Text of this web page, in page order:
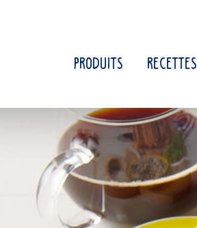
PRODUITS RECETTES